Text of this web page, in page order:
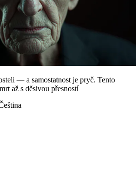
— a samostatnost je pryč. Tento
až s děsivou přesností